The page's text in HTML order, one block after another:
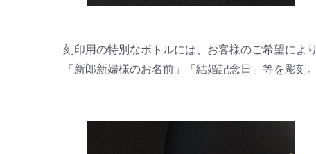
刻印用の特別なボトルには、お客様のご希望により
「新郎新婦様のお名前」「結婚記念日」等を彫刻。